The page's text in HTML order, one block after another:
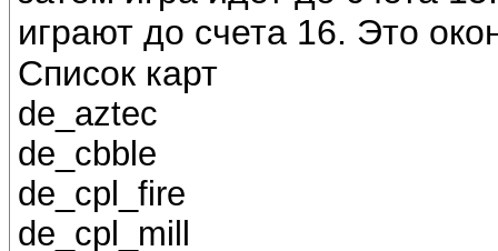
играют до счета 16. Это
Список карт
de_aztec
de_cbble
de_cpl_fire
de_cpl_mill